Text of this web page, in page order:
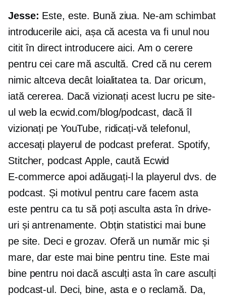
Jesse: Este, este. Bună ziua. Ne-am schimbat
introducerile aici, așa că acesta va fi unul nou
citit în directintroducere aici. Am o cerere
pentru cei care mă ascultă. Cred că nu cerem
nimic altceva decât loialitatea ta. Dar oricum,
iată cererea. Dacă vizionați acest lucru pe site-
ul web la ecwid.com/blog/podcast, dacă îl
vizionați pe YouTube, ridicați-vă telefonul,
accesați playerul de podcast preferat. Spotify,
Stitcher, podcast Apple, caută Ecwid
E-commerce apoi adăugați-l la playerul dvs. de
podcast. Și motivul pentru care facem asta
este pentru ca tu să poți asculta asta în drive-
uri și antrenamente. Obțin statistici mai bune
pe site. Deci e grozav. Oferă un număr mic și
mare, dar este mai bine pentru tine. Este mai
bine pentru noi dacă asculți asta în care asculți
podcast-ul. Deci, bine, asta e o reclamă. Da,